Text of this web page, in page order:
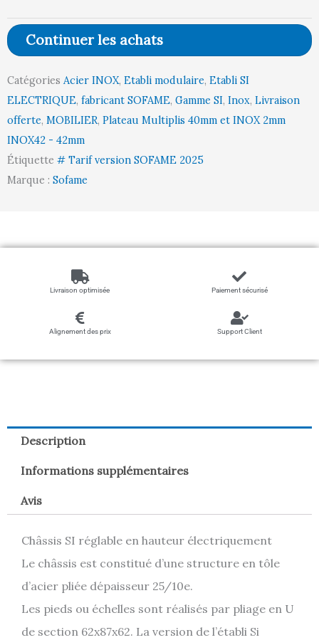
Plateau
Multiplis
INOX42
Départ
Continuer les achats
Catégories Acier INOX, Etabli modulaire, Etabli SI
ELECTRIQUE, fabricant SOFAME, Gamme SI, Inox, Livraison
offerte, MOBILIER, Plateau Multiplis 40mm et INOX 2mm
INOX42 - 42mm
Étiquette # Tarif version SOFAME 2025
Marque : Sofame
Livraison optimisée Paiement sécurisé
Alignement des prix Support Client
Description
Informations supplémentaires
Avis
Châssis SI réglable en hauteur électriquement
Le châssis est constitué d’une structure en tôle
d’acier pliée dépaisseur 25/10e.
Les pieds ou échelles sont réalisés par pliage en U
de section 62x87x62. La version de l’établi Si